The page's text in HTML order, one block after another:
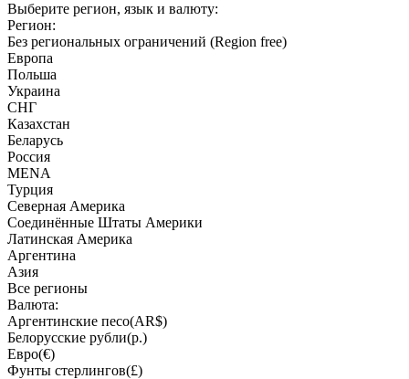
Выберите регион, язык и валюту:
Регион:
Без региональных ограничений (Region free)
Европа
Польша
Украина
СНГ
Казахстан
Беларусь
Россия
MENA
Турция
Северная Америка
Соединённые Штаты Америки
Латинская Америка
Аргентина
Азия
Все регионы
Валюта:
Аргентинские песо(AR$)
Белорусские рубли(р.)
Евро(€)
Фунты стерлингов(£)